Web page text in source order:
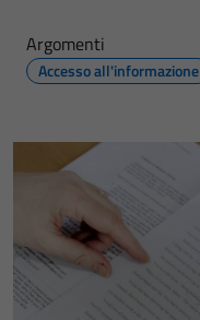
Argomenti
Accesso all'informazione